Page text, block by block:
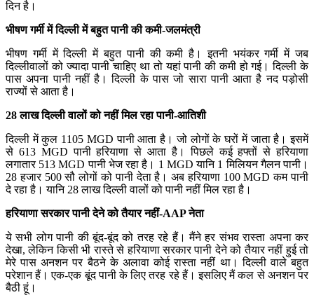
दिन है।
भीषण गर्मी में दिल्ली में बहुत पानी की कमी-जलमंत्री
भीषण गर्मी में दिल्ली में बहुत पानी की कमी है। इतनी भयंकर गर्मी में जब
दिल्लीवालों को ज्यादा पानी चाहिए था तो यहां पानी की कमी हो गई। दिल्ली के
पास अपना पानी नहीं है। दिल्ली के पास जो सारा पानी आता है नद पड़ोसी
राज्यों से आता है।
28 लाख दिल्ली वालों को नहीं मिल रहा पानी-आतिशी
दिल्ली में कुल 1105 MGD पानी आता है। जो लोगों के घरों में जाता है। इसमें
से 613 MGD पानी हरियाणा से आता है। पिछले कई हफ्तों से हरियाणा
लगातार 513 MGD पानी भेज रहा है। 1 MGD यानि 1 मिलियन गैलन पानी।
28 हजार 500 सौ लोगों को पानी देता है। अब हरियाणा 100 MGD कम पानी
दे रहा है। यानि 28 लाख दिल्ली वालों को पानी नहीं मिल रहा है।
हरियाणा सरकार पानी देने को तैयार नहीं-AAP नेता
ये सभी लोग पानी की बूंद-बूंद को तरह रहे हैं। मैंने हर संभव रास्ता अपना कर
देखा, लेकिन किसी भी रास्ते से हरियाणा सरकार पानी देने को तैयार नहीं हुई तो
मेरे पास अनशन पर बैठने के अलावा कोई रास्ता नहीं था। दिल्ली वाले बहुत
परेशान हैं। एक-एक बूंद पानी के लिए तरह रहे हैं। इसलिए मैं कल से अनशन पर
बैठी हूं।